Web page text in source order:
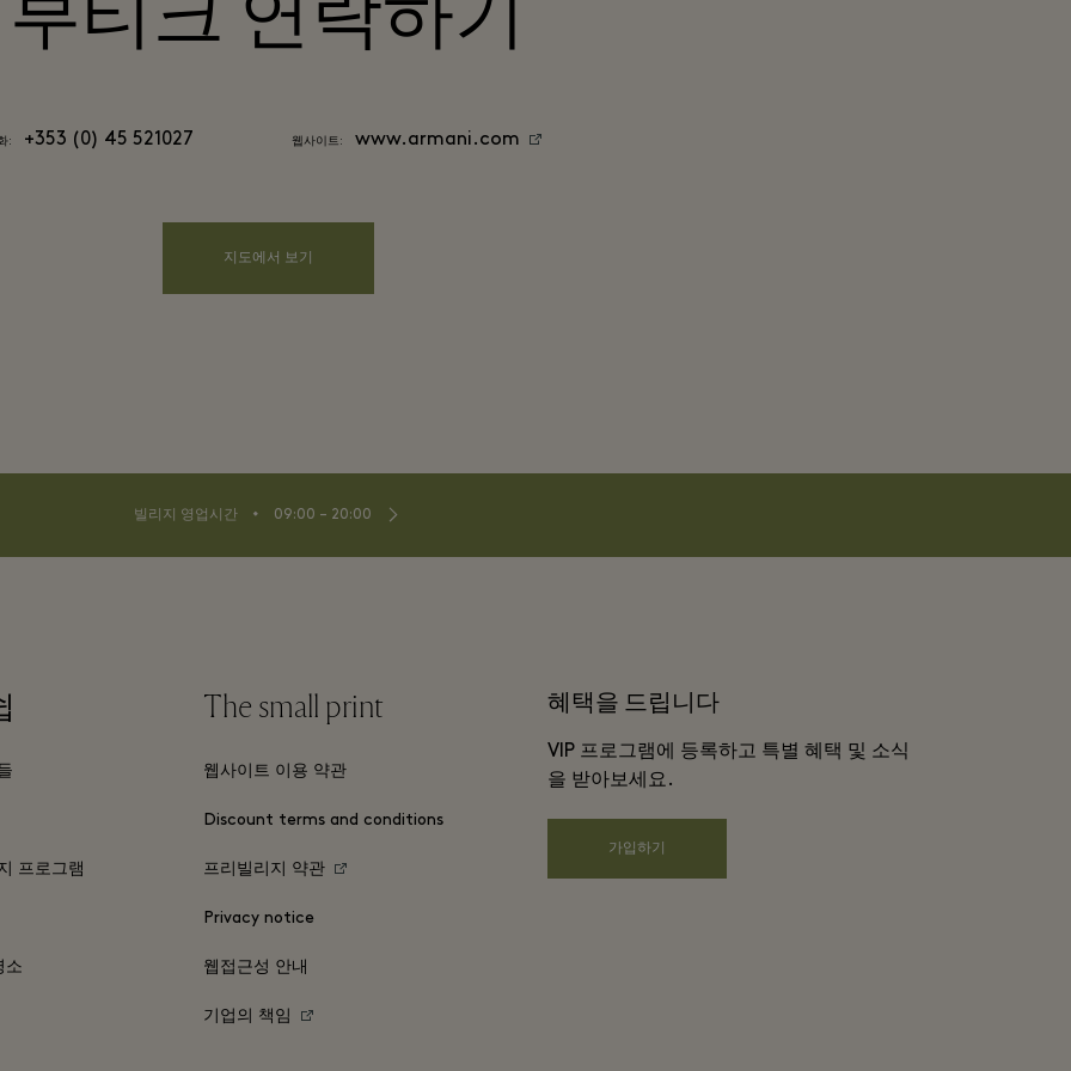
: +353 (0) 45 521027 웹사이트: www.armani.com
지도에서 보기
빌리지 영업시간 ⬩ 09:00 – 20:00
프로그램
소
The small print
웹사이트 이용 약관
Discount terms and conditions
프리빌리지 약관
Privacy notice
웹접근성 안내
기업의 책임
혜택을 드립니다
VIP 프로그램에 등록하고 특별 혜택 및 소식
을 받아보세요.
가입하기